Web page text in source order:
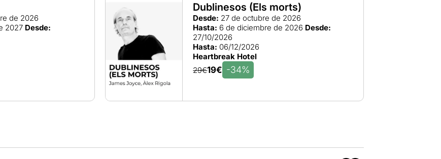
de 2026
2027 Desde:
Dublinesos (Els morts)
Desde: 27 de octubre de 2026
Hasta: 6 de diciembre de 2026 Desde:
27/10/2026
Hasta: 06/12/2026
Heartbreak Hotel
29€19€ -34%